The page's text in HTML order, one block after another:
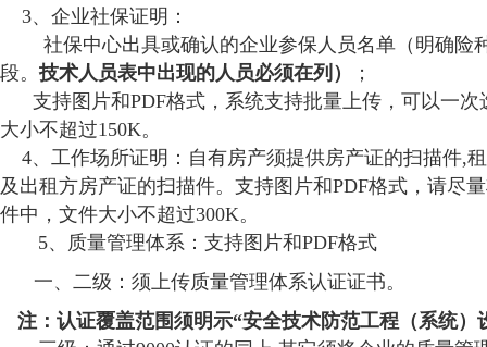
3、企业社保证明：
社保中心出具或确认的企业参保人员名单（明确险
段。 技术人员表中出现的人员必须在列 ）
；
支持图片和PDF格式，系统支持批量上传，可以一
大小不超过150K。
4、工作场所证明：自有房产须提供房产证的扫描件,
及出租方房产证的扫描件。支持图片和PDF格式，请尽
件中，文件大小不超过300K。
5、质量管理体系：支持图片和PDF格式
一、二级：须上传质量管理体系认证证书。
注：认证覆盖范围须明示“安全技术防范工程（系统）